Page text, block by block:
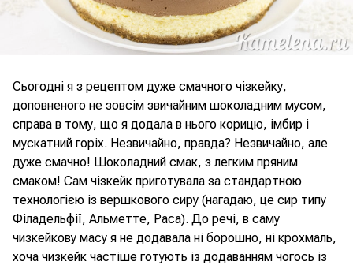
Сьогодні я з рецептом дуже смачного чізкейку,
доповненого не зовсім звичайним шоколадним мусом,
справа в тому, що я додала в нього корицю, імбир і
мускатний горіх. Незвичайно, правда? Незвичайно, але
дуже смачно! Шоколадний смак, з легким пряним
смаком! Сам чізкейк приготувала за стандартною
технологією із вершкового сиру (нагадаю, це сир типу
Філадельфії, Альметте, Раса). До речі, в саму
чизкейкову масу я не додавала ні борошно, ні крохмаль,
хоча чизкейк частіше готують із додаванням чогось із